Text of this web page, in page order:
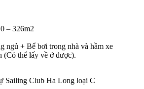
– 326m2
ngủ + Bể bơi trong nhà và hầm xe
(Có thể lấy về ở được).
Sailing Club Ha Long loại C